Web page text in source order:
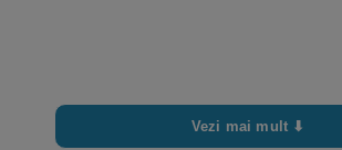
Vezi mai mult ⬇